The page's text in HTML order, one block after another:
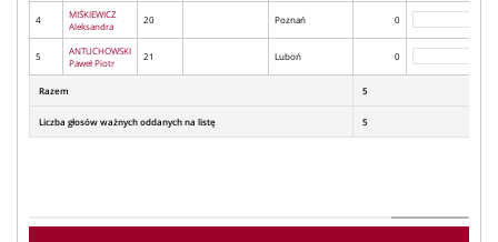
4
MIŚKIEWICZ
Aleksandra
20 Poznań 0
5
ANTUCHOWSKI
Paweł Piotr
21 Luboń 0
Razem 5
Liczba głosów ważnych oddanych na listę 5